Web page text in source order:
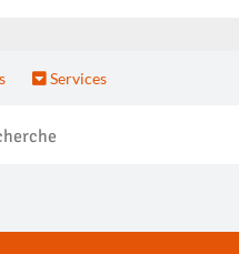
Services